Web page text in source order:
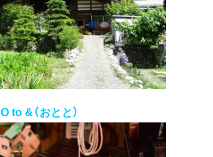
O to &（おとと）